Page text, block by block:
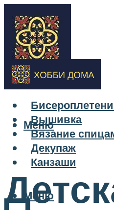
Вышивка
Вязание
Декупаж
Канзаши
Меню
Меню